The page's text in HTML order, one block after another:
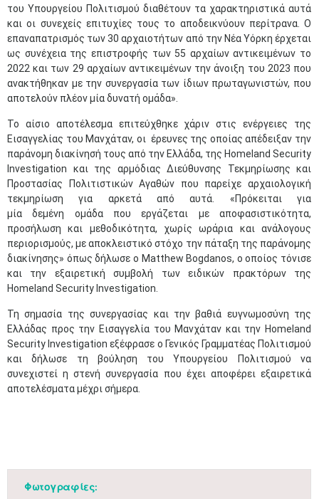
του Υπουργείου Πολιτισμού διαθέτουν τα χαρακτηριστικά αυτά
και οι συνεχείς επιτυχίες τους το αποδεικνύουν περίτρανα. Ο
επαναπατρισμός των 30 αρχαιοτήτων από την Νέα Υόρκη έρχεται
ως συνέχεια της επιστροφής των 55 αρχαίων αντικειμένων το
2022 και των 29 αρχαίων αντικειμένων την άνοιξη του 2023 που
ανακτήθηκαν με την συνεργασία των ίδιων πρωταγωνιστών, που
αποτελούν πλέον μία δυνατή ομάδα».
Το αίσιο αποτέλεσμα επιτεύχθηκε χάριν στις ενέργειες της
Εισαγγελίας του Μανχάταν, οι έρευνες της οποίας απέδειξαν την
παράνομη διακίνησή τους από την Ελλάδα, της Homeland Security
Investigation και της αρμόδιας Διεύθυνσης Τεκμηρίωσης και
Προστασίας Πολιτιστικών Αγαθών που παρείχε αρχαιολογική
τεκμηρίωση για αρκετά από αυτά. «Πρόκειται για
μία δεμένη ομάδα που εργάζεται με αποφασιστικότητα,
προσήλωση και μεθοδικότητα, χωρίς ωράρια και ανάλογους
περιορισμούς, με αποκλειστικό στόχο την πάταξη της παράνομης
διακίνησης» όπως δήλωσε ο Matthew Bogdanos, ο οποίος τόνισε
και την εξαιρετική συμβολή των ειδικών πρακτόρων της
Homeland Security Investigation.
Τη σημασία της συνεργασίας και την βαθιά ευγνωμοσύνη της
Ελλάδας προς την Εισαγγελία του Μανχάταν και την Homeland
Security Investigation εξέφρασε ο Γενικός Γραμματέας Πολιτισμού
και δήλωσε τη βούληση του Υπουργείου Πολιτισμού να
συνεχιστεί η στενή συνεργασία που έχει αποφέρει εξαιρετικά
αποτελέσματα μέχρι σήμερα.
Φωτογραφίες: